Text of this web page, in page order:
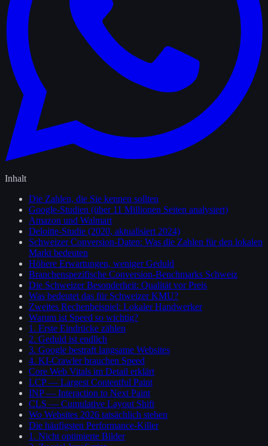
Inhalt
Die Zahlen, die Sie kennen sollten
Google-Studien (über 11 Millionen Seiten analysiert)
Amazon und Walmart
Deloitte-Studie (2020, aktualisiert 2024)
Schweizer Conversion-Daten: Was die Zahlen für den lokalen
Markt bedeuten
Höhere Erwartungen, weniger Geduld
Branchenspezifische Conversion-Benchmarks Schweiz
Die Schweizer Besonderheit: Qualität vor Preis
Was bedeutet das für Schweizer KMU?
Zweites Rechenbeispiel: Lokaler Handwerker
Warum ist Speed so wichtig?
1. Erste Eindrücke zählen
2. Geduld ist endlich
3. Google bestraft langsame Websites
4. KI-Crawler brauchen Speed
Core Web Vitals im Detail erklärt
LCP — Largest Contentful Paint
INP — Interaction to Next Paint
CLS — Cumulative Layout Shift
Wo Websites 2026 tatsächlich stehen
Die häufigsten Performance-Killer
1. Nicht optimierte Bilder